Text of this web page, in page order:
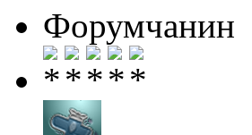
Форумчанин